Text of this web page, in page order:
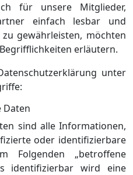
für unsere Mitglieder,
einfach lesbar und
gewährleisten, möchten
erläutern.
unter
sind alle Informationen,
oder identifizierbare
Folgenden „betroffene
identifizierbar wird eine